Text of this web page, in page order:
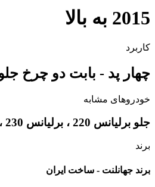
2015 به بالا
کاربرد
چهار پد - بابت دو چرخ
خودروهای مشابه
جلو برلیانس 220 ، برلیانس 230 ، یاریس ، پریوس ، لیفان X50 ، ولکس C30
برند
برند جهانلنت - ساخت ایران